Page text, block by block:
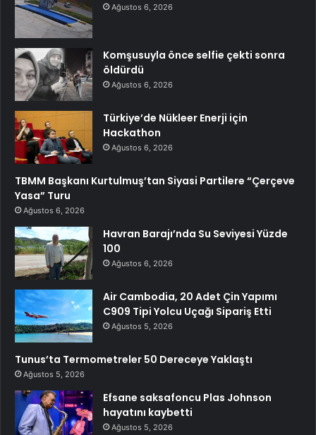
Ağustos 6, 2026
Komşusuyla önce selfie çekti sonra
öldürdü
Ağustos 6, 2026
Türkiye’de Nükleer Enerji için
Hackathon
Ağustos 6, 2026
TBMM Başkanı Kurtulmuş’tan Siyasi Partilere “Çerçeve
Yasa” Turu
Ağustos 6, 2026
Havran Barajı’nda Su Seviyesi Yüzde
100
Ağustos 6, 2026
Air Cambodia, 20 Adet Çin Yapımı
C909 Tipi Yolcu Uçağı Sipariş Etti
Ağustos 5, 2026
Tunus’ta Termometreler 50 Dereceye Yaklaştı
Ağustos 5, 2026
Efsane saksafoncu Plas Johnson
hayatını kaybetti
Ağustos 5, 2026